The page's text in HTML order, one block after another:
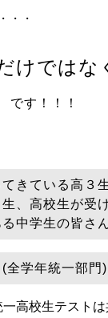
・・
けではな
です！！！
きている高３
、高校生が受
中学生の皆さ
(全学年統一部門)
高校生テストは